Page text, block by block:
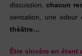
discussion, chacun
sensation, une odeur
théâtre…
Être sincère en étant